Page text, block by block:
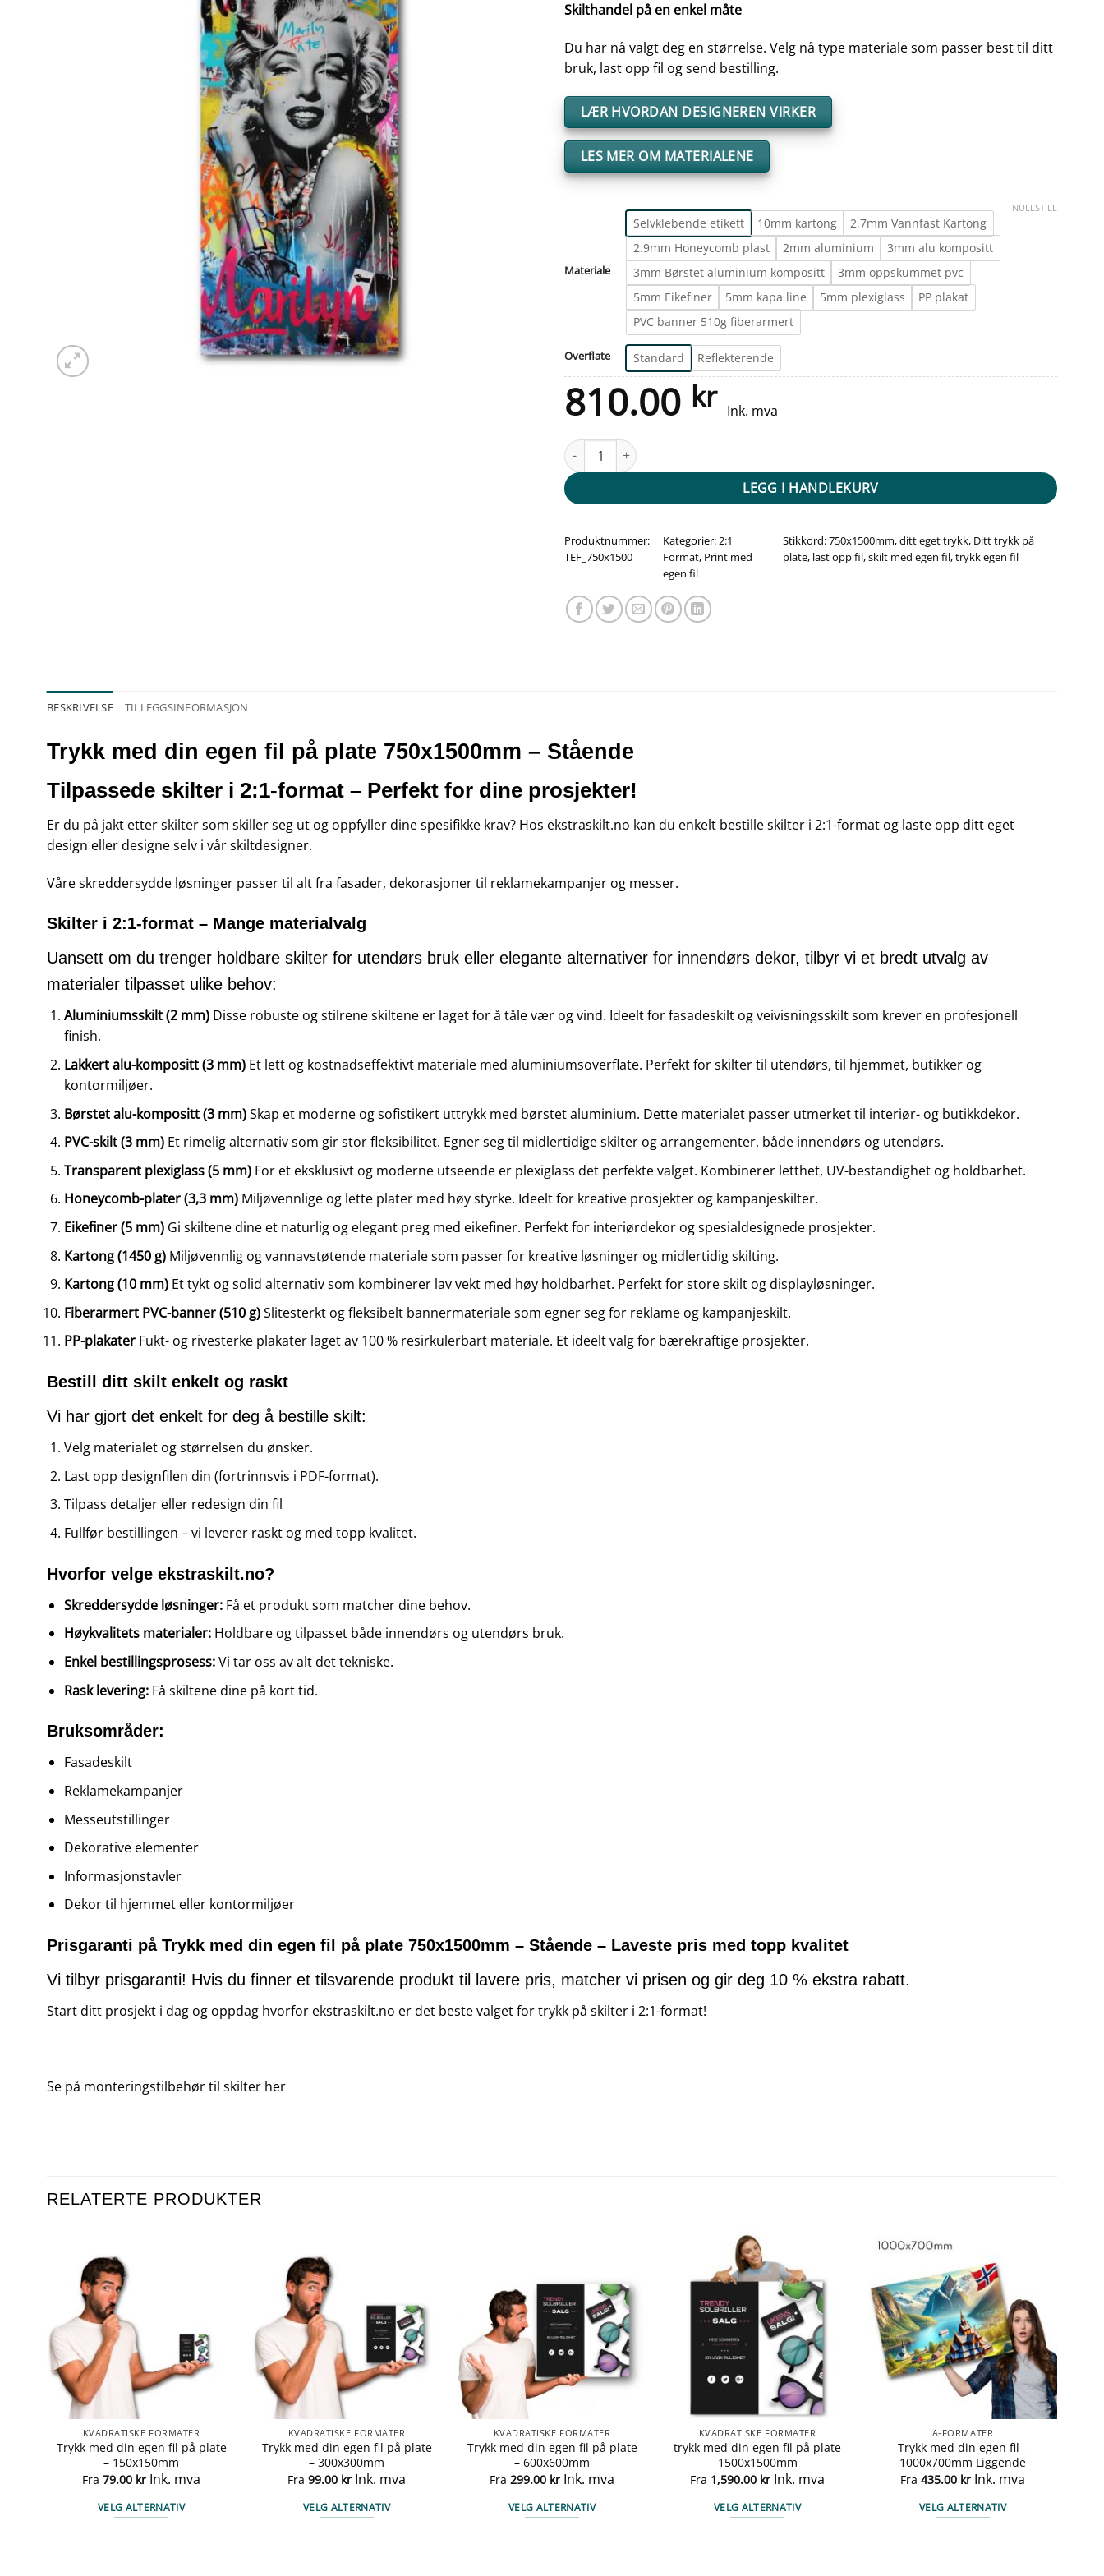
Skilthandel på en enkel måte
Du har nå valgt deg en størrelse. Velg nå type materiale som passer best til ditt
bruk, last opp fil og send bestilling.
LÆR HVORDAN DESIGNEREN VIRKER
LES MER OM MATERIALENE
Materiale
Selvklebende etikett 10mm kartong
2,7mm Vannfast Kartong
2.9mm Honeycomb plast
2mm aluminium
3mm alu kompositt
3mm Børstet aluminium kompositt
3mm oppskummet pvc
5mm Eikefiner
5mm kapa line 5mm plexiglass
PP plakat
PVC banner 510g fiberarmert
Overflate Standard Reflekterende
NULLSTILL
810.00 kr Ink. mva
Trykk med din egen fil på plate 750x1500mm - Stående antall
LEGG I HANDLEKURV
Produktnummer:
TEF_750x1500
Kategorier: 2:1
Format, Print med
egen fil
Stikkord:750x1500mm,ditt eget trykk, Ditt trykk på
plate, last opp fil,skilt med egen fil,trykk egen fil
BESKRIVELSE TILLEGGSINFORMASJON
Trykk med din egen fil på plate 750x1500mm – Stående
Tilpassede skilter i 2:1-format – Perfekt for dine prosjekter!
Er du på jakt etter skilter som skiller seg ut og oppfyller dine spesifikke krav? Hos ekstraskilt.no kan du enkelt bestille skilter i 2:1-format og laste opp ditt eget
design eller designe selv i vår skiltdesigner.
Våre skreddersydde løsninger passer til alt fra fasader, dekorasjoner til reklamekampanjer og messer.
Skilter i 2:1-format – Mange materialvalg
Uansett om du trenger holdbare skilter for utendørs bruk eller elegante alternativer for innendørs dekor, tilbyr vi et bredt utvalg av
materialer tilpasset ulike behov:
Aluminiumsskilt (2 mm)Disse robuste og stilrene skiltene er laget for å tåle vær og vind. Ideelt for fasadeskilt og veivisningsskilt som krever en profesjonell
finish.
Lakkert alu-kompositt (3 mm)Et lett og kostnadseffektivt materiale med aluminiumsoverflate. Perfekt for skilter til utendørs, til hjemmet, butikker og
kontormiljøer.
Børstet alu-kompositt (3 mm)Skap et moderne og sofistikert uttrykk med børstet aluminium. Dette materialet passer utmerket til interiør- og butikkdekor.
PVC-skilt (3 mm)Et rimelig alternativ som gir stor fleksibilitet. Egner seg til midlertidige skilter og arrangementer, både innendørs og utendørs.
Transparent plexiglass (5 mm)For et eksklusivt og moderne utseende er plexiglass det perfekte valget. Kombinerer letthet, UV-bestandighet og holdbarhet.
Honeycomb-plater (3,3 mm)Miljøvennlige og lette plater med høy styrke. Ideelt for kreative prosjekter og kampanjeskilter.
Eikefiner (5 mm)Gi skiltene dine et naturlig og elegant preg med eikefiner. Perfekt for interiørdekor og spesialdesignede prosjekter.
Kartong (1450 g)Miljøvennlig og vannavstøtende materiale som passer for kreative løsninger og midlertidig skilting.
Kartong (10 mm)Et tykt og solid alternativ som kombinerer lav vekt med høy holdbarhet. Perfekt for store skilt og displayløsninger.
Fiberarmert PVC-banner (510 g)Slitesterkt og fleksibelt bannermateriale som egner seg for reklame og kampanjeskilt.
PP-plakaterFukt- og rivesterke plakater laget av 100 % resirkulerbart materiale. Et ideelt valg for bærekraftige prosjekter.
Bestill ditt skilt enkelt og raskt
Vi har gjort det enkelt for deg å bestille skilt:
Velg materialet og størrelsen du ønsker.
Last opp designfilen din (fortrinnsvis i PDF-format).
Tilpass detaljer eller redesign din fil
Fullfør bestillingen – vi leverer raskt og med topp kvalitet.
Hvorfor velge ekstraskilt.no?
Skreddersydde løsninger:Få et produkt som matcher dine behov.
Høykvalitets materialer:Holdbare og tilpasset både innendørs og utendørs bruk.
Enkel bestillingsprosess:Vi tar oss av alt det tekniske.
Rask levering:Få skiltene dine på kort tid.
Bruksområder:
Fasadeskilt
Reklamekampanjer
Messeutstillinger
Dekorative elementer
Informasjonstavler
Dekor til hjemmet eller kontormiljøer
Prisgaranti på Trykk med din egen fil på plate 750x1500mm – Stående – Laveste pris med topp kvalitet
Vi tilbyr prisgaranti! Hvis du finner et tilsvarende produkt til lavere pris, matcher vi prisen og gir deg 10 % ekstra rabatt.
Start ditt prosjekt i dag og oppdag hvorfor ekstraskilt.no er det beste valget for trykk på skilter i 2:1-format!
Se på monteringstilbehør til skilter her
RELATERTE PRODUKTER
KVADRATISKE FORMATER
Trykk med din egen fil på plate
– 150x150mm
Fra 79.00 kr Ink. mva
VELG ALTERNATIV
KVADRATISKE FORMATER
Trykk med din egen fil på plate
– 300x300mm
Fra 99.00 kr Ink. mva
VELG ALTERNATIV
KVADRATISKE FORMATER
Trykk med din egen fil på plate
– 600x600mm
Fra 299.00 kr Ink. mva
VELG ALTERNATIV
KVADRATISKE FORMATER
trykk med din egen fil på plate
1500x1500mm
Fra 1,590.00 kr Ink. mva
VELG ALTERNATIV
A-FORMATER
Trykk med din egen fil –
1000x700mm Liggende
Fra 435.00 kr Ink. mva
VELG ALTERNATIV